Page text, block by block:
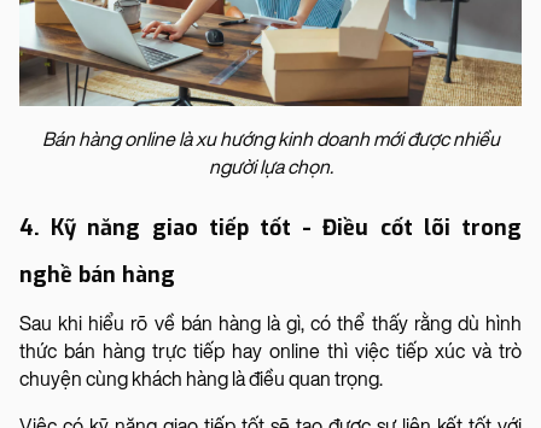
Bán hàng online là xu hướng kinh doanh mới được nhiều
người lựa chọn.
4. Kỹ năng giao tiếp tốt - Điều cốt lõi trong
nghề bán hàng
Sau khi hiểu rõ về bán hàng là gì, có thể thấy rằng dù hình
thức bán hàng trực tiếp hay online thì việc tiếp xúc và trò
chuyện cùng khách hàng là điều quan trọng.